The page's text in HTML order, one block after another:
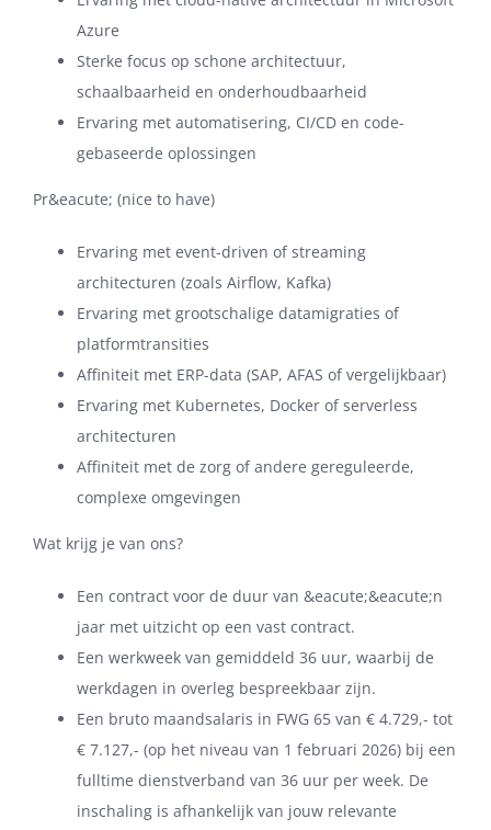
Azure
Sterke focus op schone architectuur,
schaalbaarheid en onderhoudbaarheid
Ervaring met automatisering, CI/CD en code-
gebaseerde oplossingen
Pr&eacute; (nice to have)
Ervaring met event-driven of streaming
architecturen (zoals Airflow, Kafka)
Ervaring met grootschalige datamigraties of
platformtransities
Affiniteit met ERP-data (SAP, AFAS of vergelijkbaar)
Ervaring met Kubernetes, Docker of serverless
architecturen
Affiniteit met de zorg of andere gereguleerde,
complexe omgevingen
Wat krijg je van ons?
Een contract voor de duur van &eacute;&eacute;n
jaar met uitzicht op een vast contract.
Een werkweek van gemiddeld 36 uur, waarbij de
werkdagen in overleg bespreekbaar zijn.
Een bruto maandsalaris in FWG 65 van € 4.729,- tot
€ 7.127,- (op het niveau van 1 februari 2026) bij een
fulltime dienstverband van 36 uur per week. De
inschaling is afhankelijk van jouw relevante